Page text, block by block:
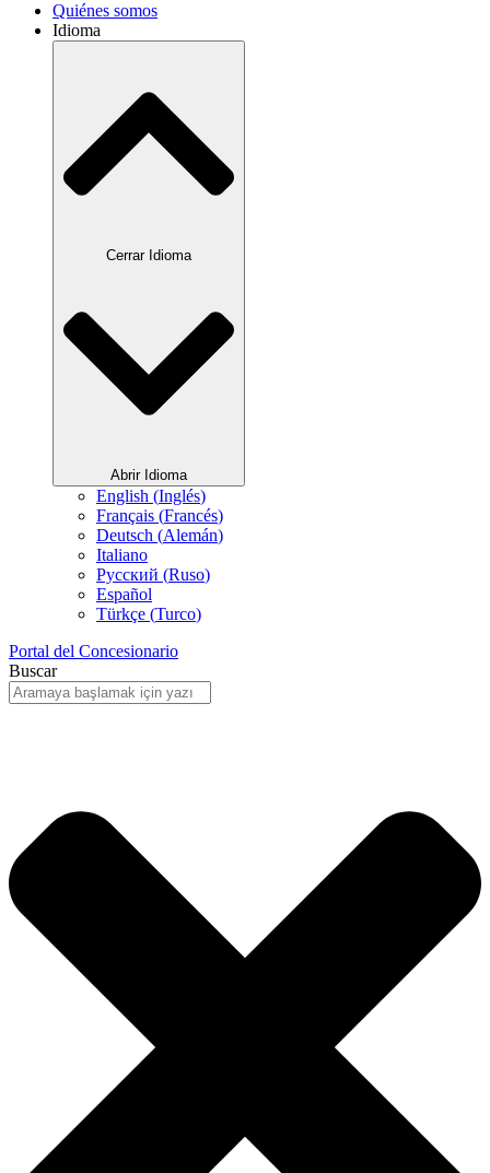
Quiénes somos
Idioma
Cerrar Idioma
Abrir Idioma
English (Inglés)
Français (Francés)
Deutsch (Alemán)
Italiano
Русский (Ruso)
Español
Türkçe (Turco)
Portal del Concesionario
Buscar